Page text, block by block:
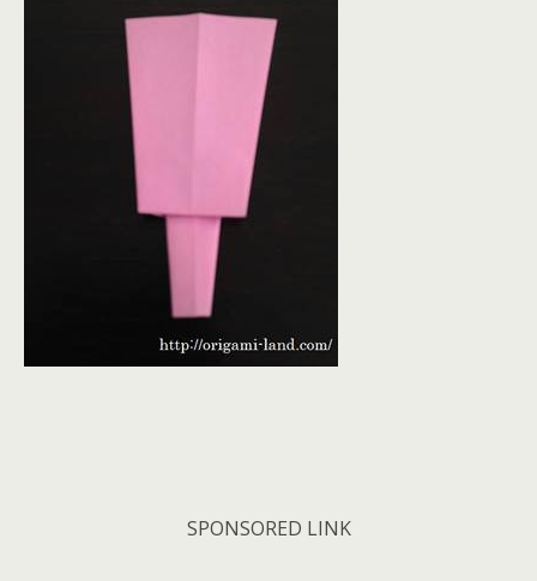
SPONSORED LINK